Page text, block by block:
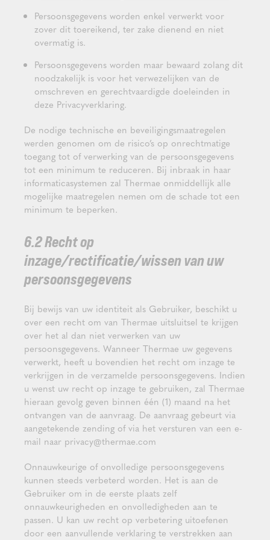
Persoonsgegevens worden enkel verwerkt voor
zover dit toereikend, ter zake dienend en niet
overmatig is.
Persoonsgegevens worden maar bewaard zolang dit
noodzakelijk is voor het verwezelijken van de
omschreven en gerechtvaardigde doeleinden in
deze Privacyverklaring.
De nodige technische en beveiligingsmaatregelen
werden genomen om de risico’s op onrechtmatige
toegang tot of verwerking van de persoonsgegevens
tot een minimum te reduceren. Bij inbraak in haar
informaticasystemen zal Thermae onmiddellijk alle
mogelijke maatregelen nemen om de schade tot een
minimum te beperken.
6.2 Recht op
inzage/rectificatie/wissen van uw
persoonsgegevens
Bij bewijs van uw identiteit als Gebruiker, beschikt u
over een recht om van Thermae uitsluitsel te krijgen
over het al dan niet verwerken van uw
persoonsgegevens. Wanneer Thermae uw gegevens
verwerkt, heeft u bovendien het recht om inzage te
verkrijgen in de verzamelde persoonsgegevens. Indien
u wenst uw recht op inzage te gebruiken, zal Thermae
hieraan gevolg geven binnen één (1) maand na het
ontvangen van de aanvraag. De aanvraag gebeurt via
aangetekende zending of via het versturen van een e-
mail naar privacy@thermae.com
Onnauwkeurige of onvolledige persoonsgegevens
kunnen steeds verbeterd worden. Het is aan de
Gebruiker om in de eerste plaats zelf
onnauwkeurigheden en onvolledigheden aan te
passen. U kan uw recht op verbetering uitoefenen
door een aanvullende verklaring te verstrekken aan